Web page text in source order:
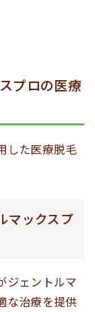
プロの医療
した医療脱毛
マックスプ
ジェントルマ
な治療を提供